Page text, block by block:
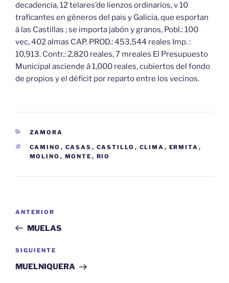
decadencia, 12 telares’de lienzos ordinarios, v 10
traficantes en géneros del pais y Galicia, que esportan
á las Castillas ; se importa jabón y granos, Pobl.: 100
vec, 402 almas CAP. PROD.: 453,544 reales Imp. :
10,913. Contr.: 2,820 reales, 7 mreales El Presupuesto
Municipal asciende á 1,000 reales, cubiertos del fondo
de propios y el déficit por reparto entre los vecinos.
CATEGORÍAS
ZAMORA
ETIQUETAS
CAMINO , CASAS , CASTILLO , CLIMA , ERMITA ,
MOLINO , MONTE , RIO
entradas
Entrada
anterior:
ANTERIOR
MUELAS
Siguiente
entrada
SIGUIENTE
MUELNIQUERA